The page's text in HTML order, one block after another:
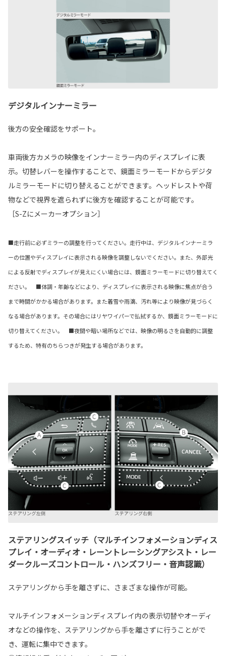
デジタルインナーミラー
後方の安全確認をサポート。
車両後方カメラの映像をインナーミラー内のディスプレイに表
示。切替レバーを操作することで、鏡面ミラーモードからデジタ
ルミラーモードに切り替えることができます。ヘッドレストや荷
物などで視界を遮られずに後方を確認することが可能です。
［S-Zにメーカーオプション］
■走行前に必ずミラーの調整を行ってください。走行中は、デジタルインナーミラ
ーの位置やディスプレイに表示される映像を調整しないでください。また、外部光
による反射でディスプレイが見えにくい場合には、鏡面ミラーモードに切り替えてく
ださい。 ■体調・年齢などにより、ディスプレイに表示される映像に焦点が合う
まで時間がかかる場合があります。また着雪や雨滴、汚れ等により映像が見づらく
なる場合があります。その場合にはリヤワイパーで払拭するか、鏡面ミラーモードに
切り替えてください。 ■夜間や暗い場所などでは、映像の明るさを自動的に調整
するため、特有のちらつきが発生する場合があります。
ステアリングスイッチ（マルチインフォメーションディス
プレイ・オーディオ・レーントレーシングアシスト・レー
ダークルーズコントロール・ハンズフリー・音声認識）
ステアリングから手を離さずに、さまざまな操作が可能。
マルチインフォメーションディスプレイ内の表示切替やオーディ
オなどの操作を、ステアリングから手を離さずに行うことがで
き、運転に集中できます。